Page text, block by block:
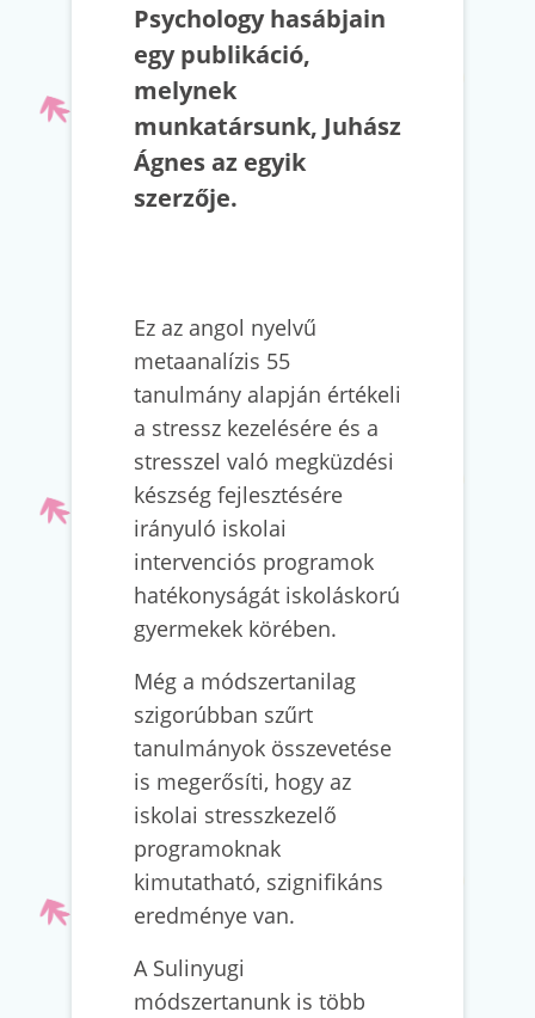
Psychology hasábjain
egy publikáció,
melynek
munkatársunk, Juhász
Ágnes az egyik
szerzője.
Ez az angol nyelvű
metaanalízis 55
tanulmány alapján értékeli
a stressz kezelésére és a
stresszel való megküzdési
készség fejlesztésére
irányuló iskolai
intervenciós programok
hatékonyságát iskoláskorú
gyermekek körében.
Még a módszertanilag
szigorúbban szűrt
tanulmányok összevetése
is megerősíti, hogy az
iskolai stresszkezelő
programoknak
kimutatható, szignifikáns
eredménye van.
A Sulinyugi
módszertanunk is több